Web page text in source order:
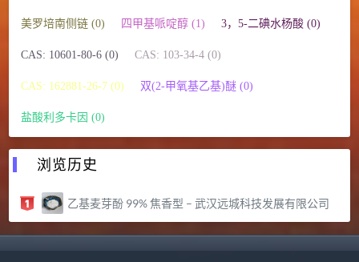
美罗培南侧链 (0) 四甲基哌啶醇 (1) 3，5-二碘水杨酸 (0)
CAS: 10601-80-6 (0) CAS: 103-34-4 (0)
CAS: 162881-26-7 (0) 双(2-甲氧基乙基)醚 (0)
盐酸利多卡因 (0)
浏览历史
乙基麦芽酚 99% 焦香型 – 武汉远城科技发展有限公司